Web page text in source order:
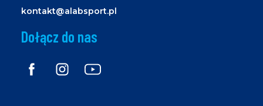
kontakt@alabsport.pl
Dołącz do nas